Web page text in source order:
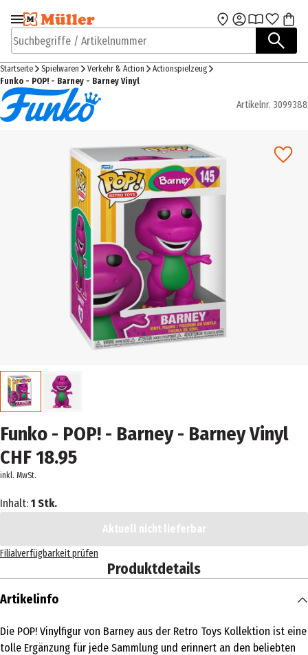
Zur Navigation
springen
Zum Hauptinhalt
Suchbegriffe / Artikelnummer
Startseite Spielwaren Verkehr & Action
Actionspielzeug
Funko - POP! - Barney - Barney Vinyl
Artikelnr. 3099388
Funko - POP! - Barney - Barney Vinyl
CHF 18.95
inkl. MwSt.
Inhalt: 1 Stk.
Aktuell nicht lieferbar
Filialverfügbarkeit prüfen
Produktdetails
Artikelinfo
Die POP! Vinylfigur von Barney aus der Retro Toys Kollektion ist eine
tolle Ergänzung für jede Sammlung und erinnert an den beliebten